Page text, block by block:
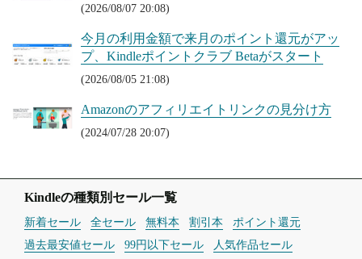
(2026/08/07 20:08)
今月の利用金額で来月のポイント還元がアッ
プ、Kindleポイントクラブ Betaがスタート
(2026/08/05 21:08)
Amazonのアフィリエイトリンクの見分け方
(2024/07/28 20:07)
Kindleの種類別セール一覧
新着セール 全セール 無料本 割引本
ポイント還元
過去最安値セール
99円以下セール 人気作品セール